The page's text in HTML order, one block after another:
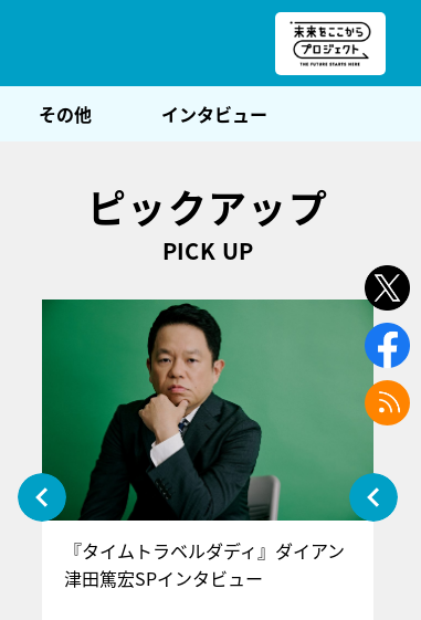
その他 インタビュー
ピックアップ
PICK UP
『タイムトラベルダディ』ダイアン
津田篤宏SPインタビュー